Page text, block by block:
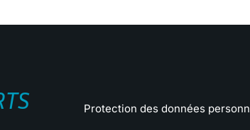
Protection des données